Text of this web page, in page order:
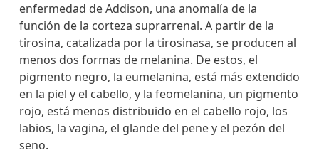
enfermedad de Addison, una anomalía de la
función de la corteza suprarrenal. A partir de la
tirosina, catalizada por la tirosinasa, se producen al
menos dos formas de melanina. De estos, el
pigmento negro, la eumelanina, está más extendido
en la piel y el cabello, y la feomelanina, un pigmento
rojo, está menos distribuido en el cabello rojo, los
labios, la vagina, el glande del pene y el pezón del
seno.